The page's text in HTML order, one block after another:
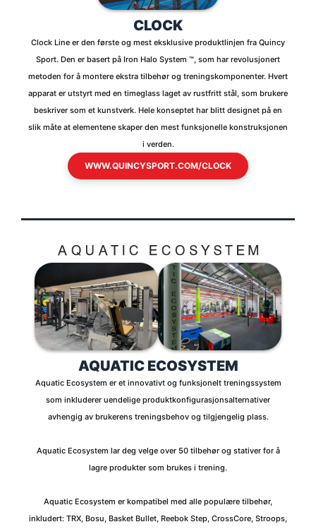
CLOCK
Clock Line er den første og mest eksklusive produktlinjen fra Quincy
Sport. Den er basert på Iron Halo System ™, som har revolusjonert
metoden for å montere ekstra tilbehør og treningskomponenter. Hvert
apparat er utstyrt med en timeglass laget av rustfritt stål, som brukere
beskriver som et kunstverk. Hele konseptet har blitt designet på en
slik måte at elementene skaper den mest funksjonelle konstruksjonen
i verden.
WWW.QUINCYSPORT.COM/CLOCK
AQUATIC ECOSYSTEM
Aquatic Ecosystem er et innovativt og funksjonelt treningssystem
som inkluderer uendelige produktkonfigurasjonsalternativer
avhengig av brukerens treningsbehov og tilgjengelig plass.
Aquatic Ecosystem lar deg velge over 50 tilbehør og stativer for å
lagre produkter som brukes i trening.
Aquatic Ecosystem er kompatibel med alle populære tilbehør,
inkludert: TRX, Bosu, Basket Bullet, Reebok Step, CrossCore, Stroops,